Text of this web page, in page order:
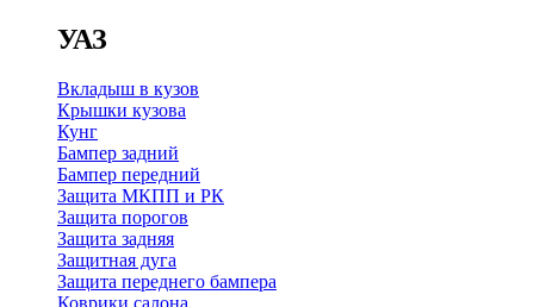
УАЗ
Вкладыш в кузов
Крышки кузова
Кунг
Бампер задний
Бампер передний
Защита МКПП и РК
Защита порогов
Защита задняя
Защитная дуга
Защита переднего бампера